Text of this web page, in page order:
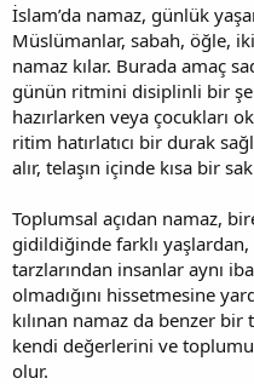
İslam’da namaz, günlük
Müslümanlar, sabah, öğle,
namaz kılar. Burada amaç
günün ritmini disiplinli bir
hazırlarken veya çocukları
ritim hatırlatıcı bir durak
alır, telaşın içinde kısa bir
Toplumsal açıdan namaz,
gidildiğinde farklı
tarzlarından insanlar aynı
olmadığını hissetmesine
kılınan namaz da benzer
kendi değerlerini ve
olur.